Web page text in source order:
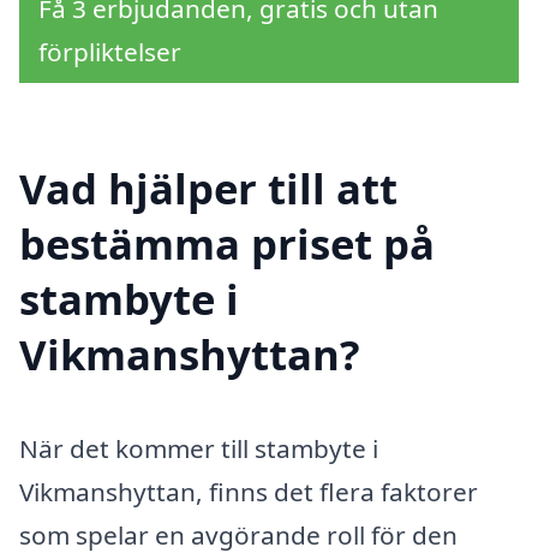
Få 3 erbjudanden, gratis och utan
förpliktelser
Vad hjälper till att
bestämma priset på
stambyte i
Vikmanshyttan?
När det kommer till stambyte i
Vikmanshyttan, finns det flera faktorer
som spelar en avgörande roll för den